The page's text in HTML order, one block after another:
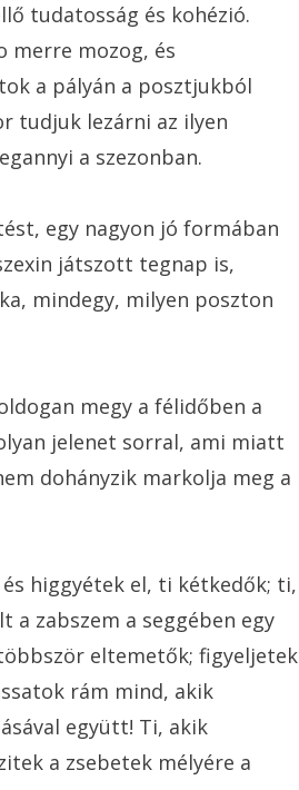
tudatosság és kohézió.
merre mozog, és
a pályán a posztjukból
tudjuk lezárni az ilyen
a szezonban.
egy nagyon jó formában
játszott tegnap is,
mindegy, milyen poszton
megy a félidőben a
jelenet sorral, ami miatt
dohányzik markolja meg a
higgyétek el, ti kétkedők; ti,
zabszem a seggében egy
eltemetők; figyeljetek
rám mind, akik
együtt! Ti, akik
a zsebetek mélyére a